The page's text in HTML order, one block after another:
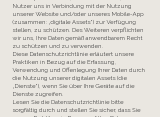
Nutzer uns in Verbindung mit der Nutzung
unserer Website und/oder unseres Mobile-App
(zusammen: „digitale Assets“) zur Verfügung
stellen, zu schützen. Des Weiteren verpflichten
wir uns, Ihre Daten gemäß anwendbarem Recht
zu schützen und zu verwenden.
Diese Datenschutzrichtlinie erläutert unsere
Praktiken in Bezug auf die Erfassung,
Verwendung und Offenlegung Ihrer Daten durch
die Nutzung unserer digitalen Assets (die
„Dienste“), wenn Sie über Ihre Geräte auf die
Dienste zugreifen.
Lesen Sie die Datenschutzrichtlinie bitte
sorgfältig durch und stellen Sie sicher, dass Sie